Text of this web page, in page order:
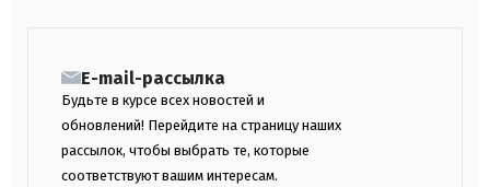
E-mail-рассылка
Будьте в курсе всех новостей и
обновлений! Перейдите на страницу наших
рассылок, чтобы выбрать те, которые
соответствуют вашим интересам.